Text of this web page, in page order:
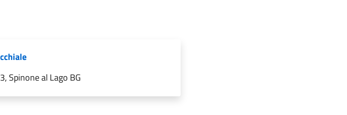
Spinone al Lago BG